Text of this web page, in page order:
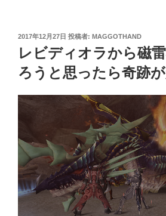
投
稿
日:
2017年12月27日 投稿者: MAGGOTHAND
レビディオラから磁
ろうと思ったら奇跡